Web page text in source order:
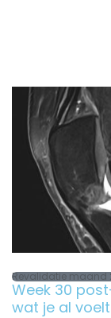
Revalidatie maand
Week 30
wat je al voelt